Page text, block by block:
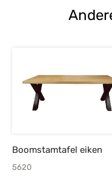
Boomstamtafel eiken
5620